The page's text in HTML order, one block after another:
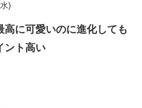
)
高に可愛いのに進化しても
ント高い